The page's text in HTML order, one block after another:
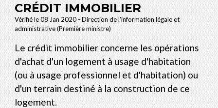
CRÉDIT IMMOBILIER
Vérifié le 08 Jan 2020 - Direction de l'information légale et
administrative (Première ministre)
Le crédit immobilier concerne les opérations
d'achat d'un logement à usage d'habitation
(ou à usage professionnel et d'habitation) ou
d'un terrain destiné à la construction de ce
logement.